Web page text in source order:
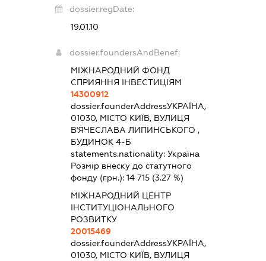
dossier.regDate:
19.01.10
dossier.foundersAndBenef:
МІЖНАРОДНИЙ ФОНД
СПРИЯННЯ ІНВЕСТИЦІЯМ
14300912
dossier.founderAddressУКРАЇНА,
01030, МІСТО КИЇВ, ВУЛИЦЯ
В'ЯЧЕСЛАВА ЛИПИНСЬКОГО ,
БУДИНОК 4-Б
statements.nationality: Україна
Розмір внеску до статутного
фонду (грн.): 14 715(3.27 %)
МІЖНАРОДНИЙ ЦЕНТР
ІНСТИТУЦІОНАЛЬНОГО
РОЗВИТКУ
20015469
dossier.founderAddressУКРАЇНА,
01030, МІСТО КИЇВ, ВУЛИЦЯ